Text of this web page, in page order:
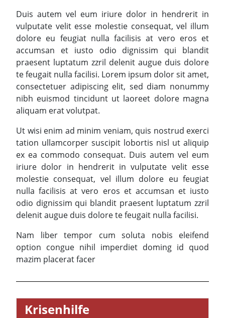
Duis autem vel eum iriure dolor in hendrerit in
vulputate velit esse molestie consequat, vel illum
dolore eu feugiat nulla facilisis at vero eros et
accumsan et iusto odio dignissim qui blandit
praesent luptatum zzril delenit augue duis dolore
te feugait nulla facilisi. Lorem ipsum dolor sit amet,
consectetuer adipiscing elit, sed diam nonummy
nibh euismod tincidunt ut laoreet dolore magna
aliquam erat volutpat.
Ut wisi enim ad minim veniam, quis nostrud exerci
tation ullamcorper suscipit lobortis nisl ut aliquip
ex ea commodo consequat. Duis autem vel eum
iriure dolor in hendrerit in vulputate velit esse
molestie consequat, vel illum dolore eu feugiat
nulla facilisis at vero eros et accumsan et iusto
odio dignissim qui blandit praesent luptatum zzril
delenit augue duis dolore te feugait nulla facilisi.
Nam liber tempor cum soluta nobis eleifend
option congue nihil imperdiet doming id quod
mazim placerat facer
Krisenhilfe